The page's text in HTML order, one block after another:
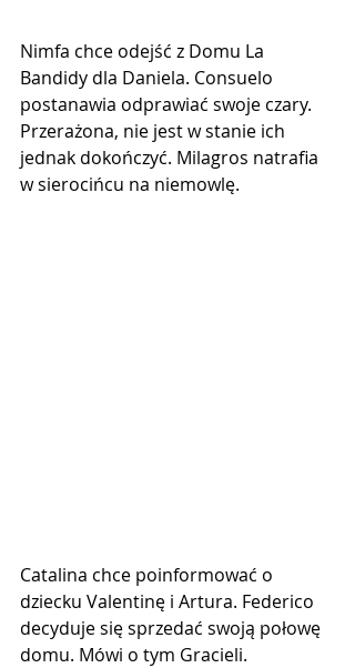
Nimfa chce odejść z Domu La
Bandidy dla Daniela. Consuelo
postanawia odprawiać swoje czary.
Przerażona, nie jest w stanie ich
jednak dokończyć. Milagros natrafia
w sierocińcu na niemowlę.
Catalina chce poinformować o
dziecku Valentinę i Artura. Federico
decyduje się sprzedać swoją połowę
domu. Mówi o tym Gracieli.